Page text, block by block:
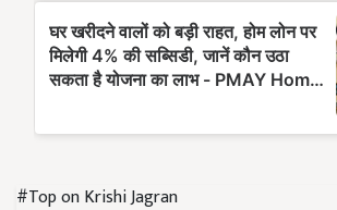
#Top on Krishi Jagran